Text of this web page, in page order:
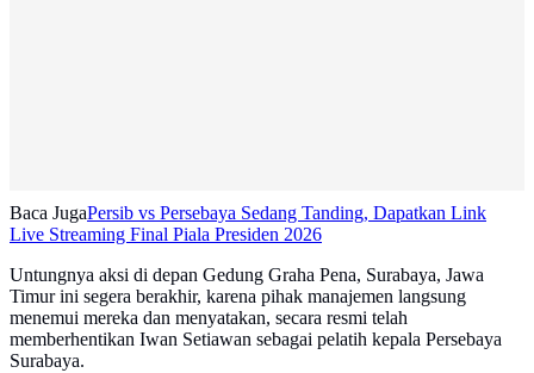
Baca JugaPersib vs Persebaya Sedang Tanding, Dapatkan Link
Live Streaming Final Piala Presiden 2026
Untungnya aksi di depan Gedung Graha Pena, Surabaya, Jawa
Timur ini segera berakhir, karena pihak manajemen langsung
menemui mereka dan menyatakan, secara resmi telah
memberhentikan Iwan Setiawan sebagai pelatih kepala Persebaya
Surabaya.